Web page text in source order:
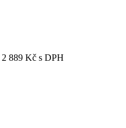
2 889 Kč s DPH